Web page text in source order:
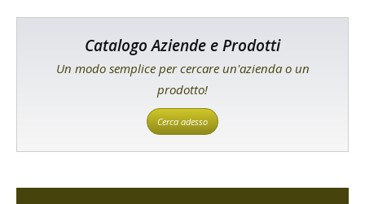
Catalogo Aziende e Prodotti
Un modo semplice per cercare un'azienda o un
prodotto!
Cerca adesso